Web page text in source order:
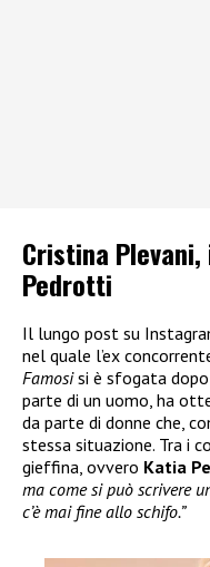
Cristina
Pedrotti
Il lungo post su
nel quale l’ex
Famosisi è sfogata
parte di un uomo, ha
da parte di donne che,
stessa situazione. Tra i
gieffina, ovvero Katia
ma come si può scrivere
c’è mai fine allo schifo.”